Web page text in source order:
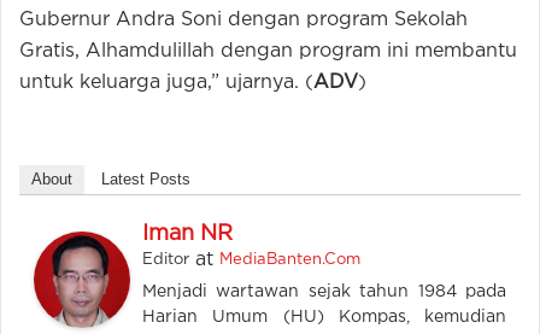
Gubernur Andra Soni dengan program Sekolah
Gratis, Alhamdulillah dengan program ini membantu
untuk keluarga juga,” ujarnya. (ADV)
About Latest Posts
Iman NR
Editor at MediaBanten.Com
Menjadi wartawan sejak tahun 1984 pada
Harian Umum (HU) Kompas, kemudian